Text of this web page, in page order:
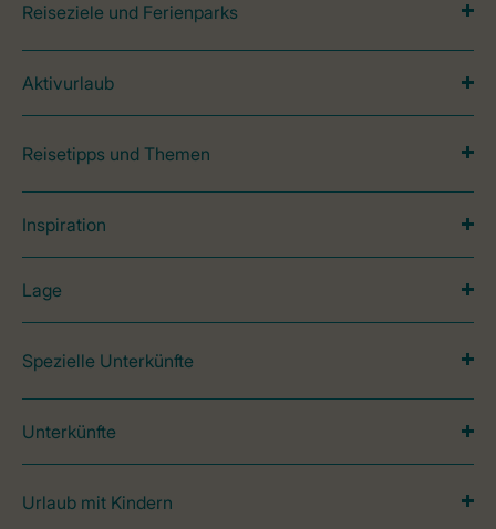
Reiseziele und Ferienparks
Aktivurlaub
Reisetipps und Themen
Inspiration
Lage
Spezielle Unterkünfte
Unterkünfte
Urlaub mit Kindern